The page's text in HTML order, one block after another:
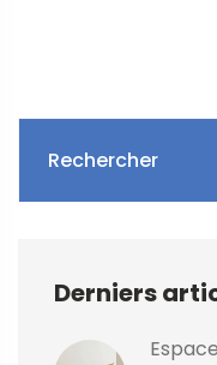
Rechercher
Derniers